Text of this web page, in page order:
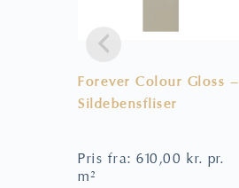
Forever Colour Gloss –
Sildebensfliser
Pris fra:610,00 kr. pr.
m²